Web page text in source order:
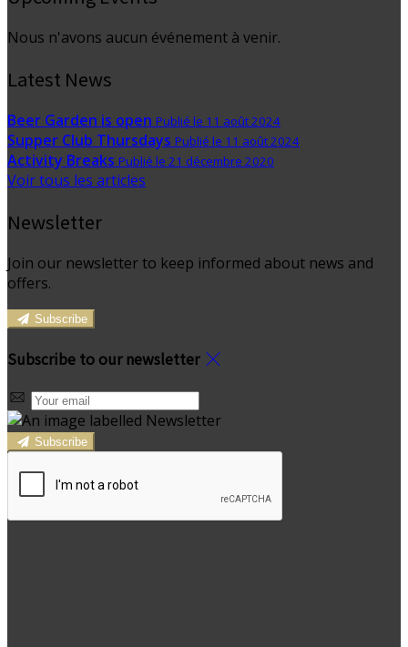
Nous n'avons aucun événement à venir.
Latest News
Beer Garden is open Publié le 11 août 2024
Supper Club Thursdays Publié le 11 août 2024
Activity Breaks Publié le 21 décembre 2020
Voir tous les articles
Newsletter
Join our newsletter to keep informed about news and
offers.
Subscribe
Subscribe to our newsletter
Subscribe